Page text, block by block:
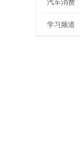
汽车消费
学习频道